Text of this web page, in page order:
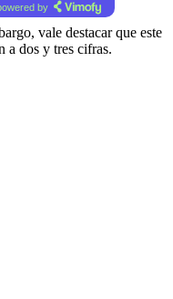
by
vale destacar que este
a dos y tres cifras.